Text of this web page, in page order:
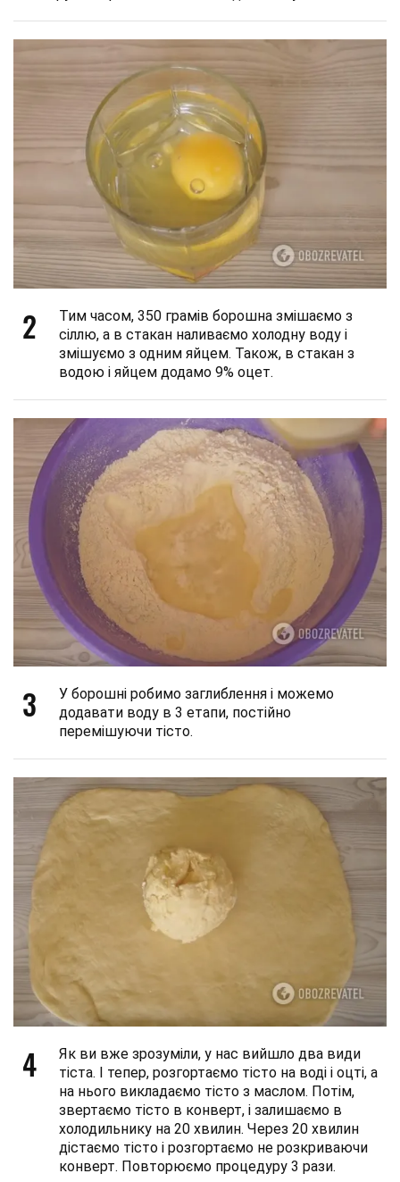
2
Тим часом, 350 грамів борошна змішаємо з
сіллю, а в стакан наливаємо холодну воду і
змішуємо з одним яйцем. Також, в стакан з
водою і яйцем додамо 9% оцет.
3
У борошні робимо заглиблення і можемо
додавати воду в 3 етапи, постійно
перемішуючи тісто.
4
Як ви вже зрозуміли, у нас вийшло два види
тіста. І тепер, розгортаємо тісто на воді і оцті, а
на нього викладаємо тісто з маслом. Потім,
звертаємо тісто в конверт, і залишаємо в
холодильнику на 20 хвилин. Через 20 хвилин
дістаємо тісто і розгортаємо не розкриваючи
конверт. Повторюємо процедуру 3 рази.